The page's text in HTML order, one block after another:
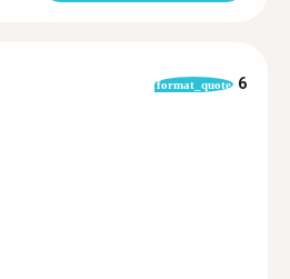
format_quote 6